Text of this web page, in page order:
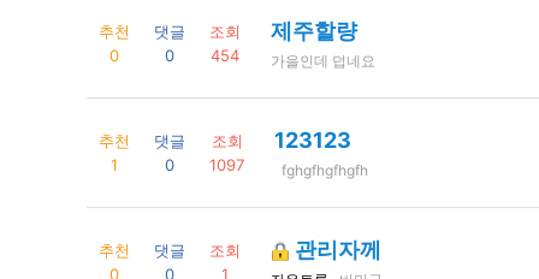
추천
0
댓글
0
조회
454
제주할량
가을인데 덥네요
추천
1
댓글
0
조회
1097
123123
fghgfhgfhgfh
추천
0
댓글
0
조회
1
관리자께